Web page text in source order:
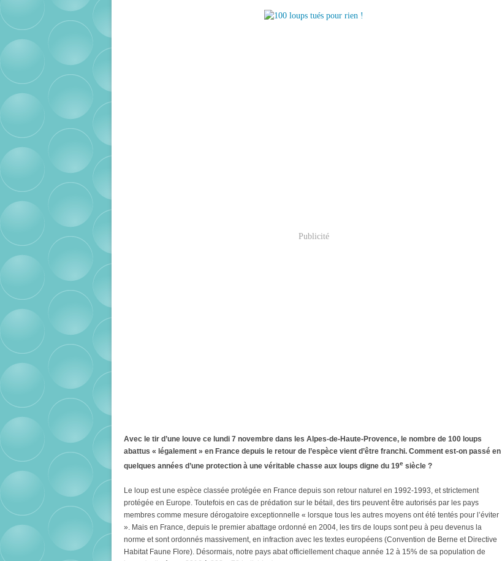
Publicité
Avec le tir d’une louve ce lundi 7 novembre dans les Alpes-de-Haute-Provence, le nombre de 100 loups
abattus « légalement » en France depuis le retour de l’espèce vient d’être franchi. Comment est-on passé en
quelques années d’une protection à une véritable chasse aux loups digne du 19e siècle ?
Le loup est une espèce classée protégée en France depuis son retour naturel en 1992-1993, et strictement
protégée en Europe. Toutefois en cas de prédation sur le bétail, des tirs peuvent être autorisés par les pays
membres comme mesure dérogatoire exceptionnelle « lorsque tous les autres moyens ont été tentés pour l’éviter
». Mais en France, depuis le premier abattage ordonné en 2004, les tirs de loups sont peu à peu devenus la
norme et sont ordonnés massivement, en infraction avec les textes européens (Convention de Berne et Directive
Habitat Faune Flore). Désormais, notre pays abat officiellement chaque année 12 à 15% de sa population de